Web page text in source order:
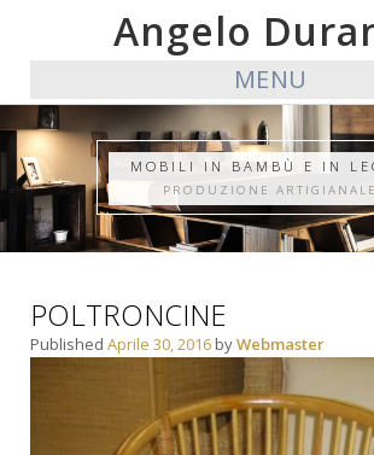
Angelo
MENU
MOBILI IN BAMBÙ E IN
PRODUZIONE ARTIGIANALE
POLTRONCINE
Published Aprile 30, 2016 byWebmaster